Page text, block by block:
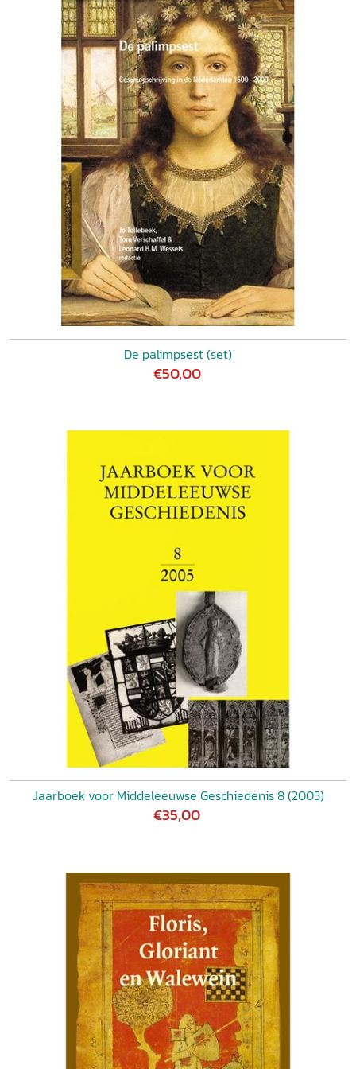
De palimpsest (set)
€50,00
Jaarboek voor Middeleeuwse Geschiedenis 8 (2005)
€35,00